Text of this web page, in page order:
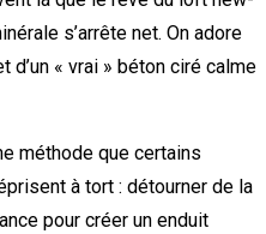
s’arrête net. On adore
d’un « vrai » béton ciré calme
méthode que certains
à tort : détourner de la
pour créer un enduit